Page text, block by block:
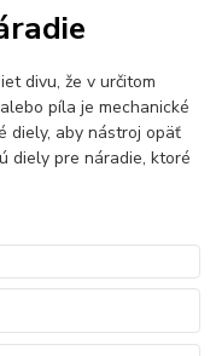
divu, že v určitom
píla je mechanické
diely, aby nástroj opäť
diely pre náradie, ktoré